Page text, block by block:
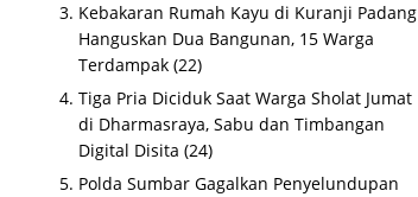
Kebakaran Rumah Kayu di Kuranji Padang
Hanguskan Dua Bangunan, 15 Warga
Terdampak (22)
Tiga Pria Diciduk Saat Warga Sholat Jumat
di Dharmasraya, Sabu dan Timbangan
Digital Disita (24)
Polda Sumbar Gagalkan Penyelundupan